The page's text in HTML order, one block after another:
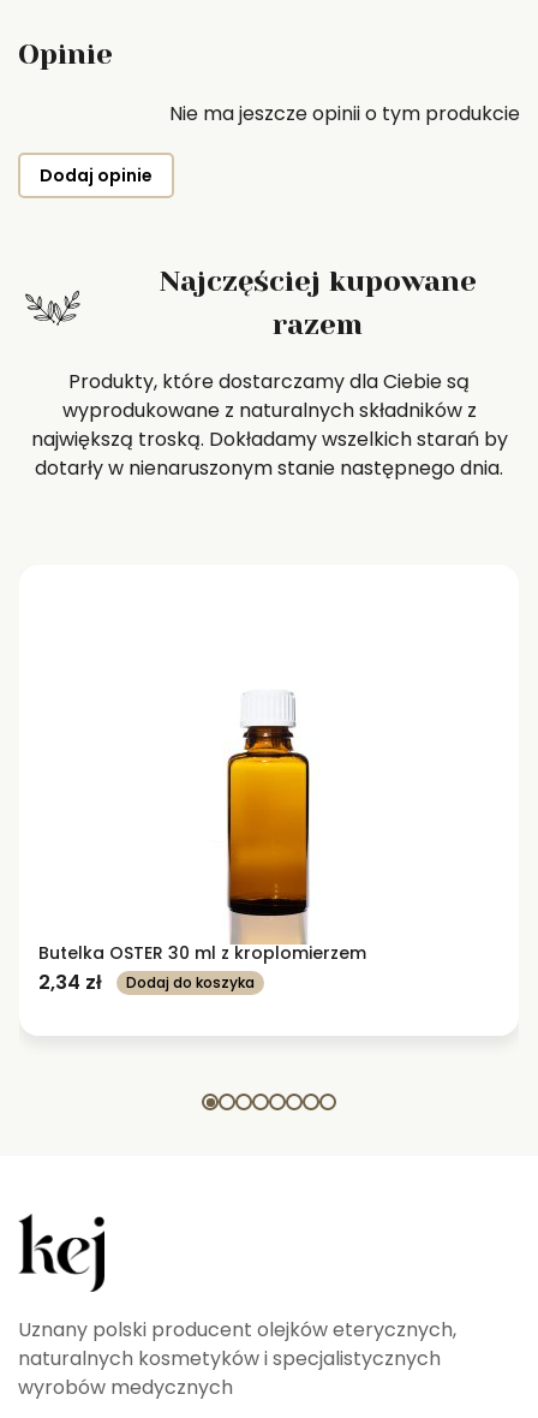
Opinie
Nie ma jeszcze opinii o tym produkcie
Dodaj opinie
Najczęściej kupowane
razem
Produkty, które dostarczamy dla Ciebie są
wyprodukowane z naturalnych składników z
największą troską. Dokładamy wszelkich starań by
dotarły w nienaruszonym stanie następnego dnia.
Butelka OSTER 30 ml z kroplomierzem
2,34 zł Dodaj do koszyka
Uznany polski producent olejków eterycznych,
naturalnych kosmetyków i specjalistycznych
wyrobów medycznych